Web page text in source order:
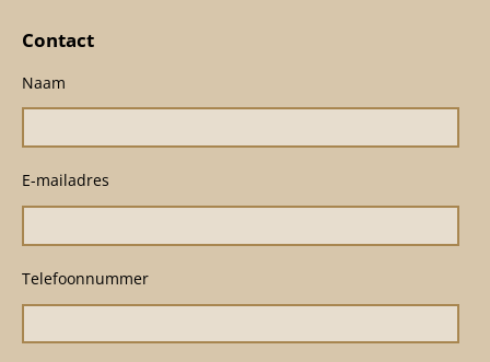
Contact
Naam
E-mailadres
Telefoonnummer